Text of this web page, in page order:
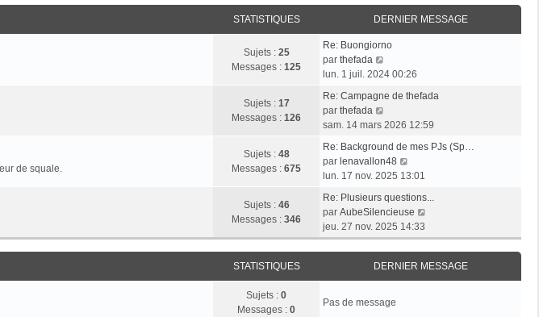
e
s
g
i
e
r
m
s
s
g
e
e
m
s
s
a
g
r
l
e
r
n
e
m
e
s
s
a
g
e
STATISTIQUES DERNIER MESSAGE
Sujets : 25
Messages : 125
Re: Buongiorno
par thefada
o
r
e
d
e
r
i
e
r
e
a
lun. 1 juil. 2024 00:26
Sujets : 17
Messages : 126
Re: Campagne de thefada
par thefada
o
r
l
e
d
e
r
n
i
e
r
m
sam. 14 mars 2026 12:59
de squale.
Sujets : 48
Messages : 675
Re: Background de mes PJs (Sp…
par lenavallon48
o
r
l
e
e
lun. 17 nov. 2025 13:01
Sujets : 46
Messages : 346
Re: Plusieurs questions...
par AubeSilencieuse
i
r
l
e
jeu. 27 nov. 2025 14:33
STATISTIQUES DERNIER MESSAGE
Sujets : 0
Messages : 0
Pas de message